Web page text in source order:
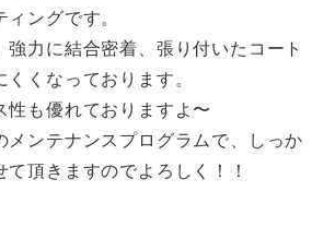
ングです。
強力に結合密着、張り付いたコート
くなっております。
性も優れておりますよ〜
メンテナンスプログラムで、しっか
て頂きますのでよろしく！！